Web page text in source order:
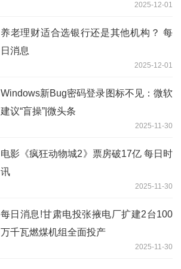
2025-12-01
养老理财适合选银行还是其他机构？ 每
日消息
2025-12-01
Windows新Bug密码登录图标不见：微软
建议“盲操”|微头条
2025-11-30
电影《疯狂动物城2》票房破17亿 每日时
讯
2025-11-30
每日消息!甘肃电投张掖电厂扩建2台100
万千瓦燃煤机组全面投产
2025-11-30